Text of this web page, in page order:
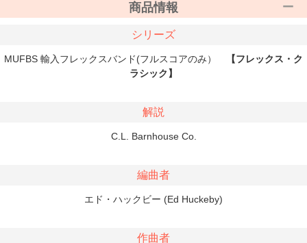
商品情報
シリーズ
MUFBS 輸入フレックスバンド(フルスコアのみ）
【フレックス・ク
ラシック】
解説
C.L. Barnhouse Co.
編曲者
エド・ハックビー (Ed Huckeby)
作曲者